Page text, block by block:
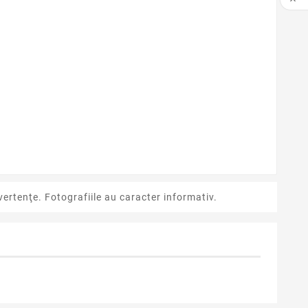
Fotografiile au caracter informativ.